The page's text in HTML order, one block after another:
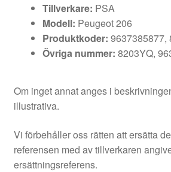
Tillverkare: PSA
Modell: Peugeot 206
Produktkoder: 9637385877,
Övriga nummer: 8203YQ,
Om inget annat anges i
illustrativa.
Vi förbehåller oss rätten att ersätta
referensen med av tillverkaren
ersättningsreferens.